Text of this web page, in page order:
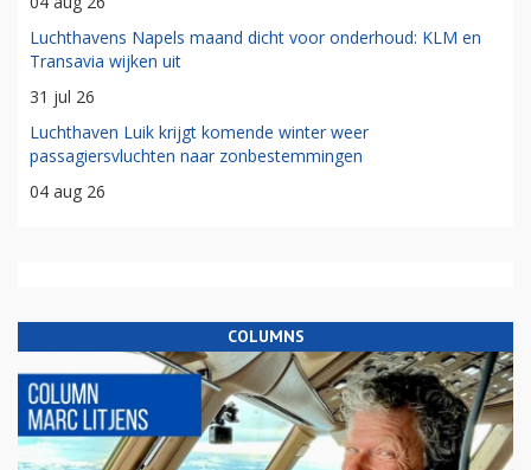
Luchthavens Napels maand dicht voor onderhoud: KLM en
Transavia wijken uit
31 jul 26
Luchthaven Luik krijgt komende winter weer
passagiersvluchten naar zonbestemmingen
04 aug 26
COLUMNS